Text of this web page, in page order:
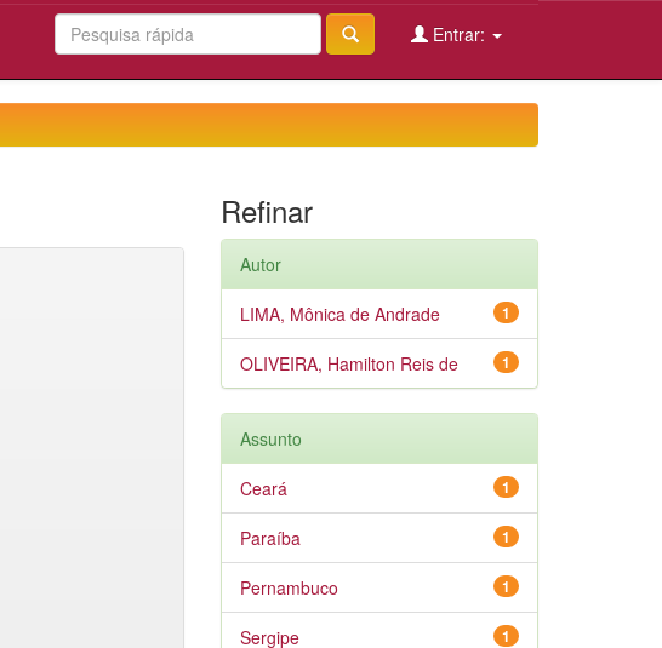
Entrar:
Refinar
Autor
1
LIMA, Mônica de Andrade
1
OLIVEIRA, Hamilton Reis de
Assunto
1
Ceará
1
Paraíba
1
Pernambuco
1
Sergipe